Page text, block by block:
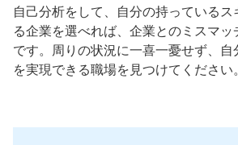
自己分析をして、自分の持っている
る企業を選べれば、企業とのミスマ
です。周りの状況に一喜一憂せず、自
を実現できる職場を見つけてください。